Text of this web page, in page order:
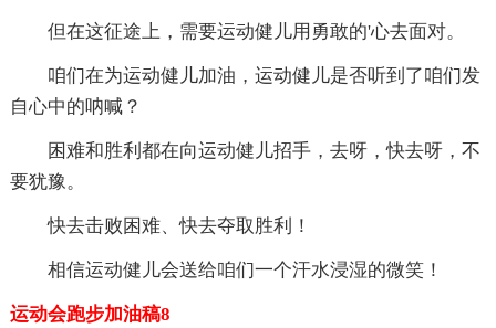
但在这征途上，需要运动健儿用勇敢的'心去面对。
咱们在为运动健儿加油，运动健儿是否听到了咱们发
自心中的呐喊？
困难和胜利都在向运动健儿招手，去呀，快去呀，不
要犹豫。
快去击败困难、快去夺取胜利！
相信运动健儿会送给咱们一个汗水浸湿的微笑！
运动会跑步加油稿8